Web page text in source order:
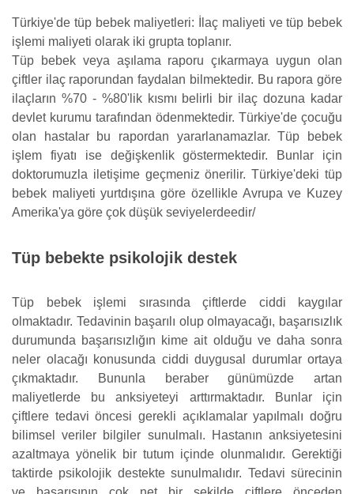
Türkiye'de tüp bebek maliyetleri: İlaç maliyeti ve tüp bebek
işlemi maliyeti olarak iki grupta toplanır.
Tüp bebek veya aşılama raporu çıkarmaya uygun olan
çiftler ilaç raporundan faydalan bilmektedir. Bu rapora göre
ilaçların %70 - %80'lik kısmı belirli bir ilaç dozuna kadar
devlet kurumu tarafından ödenmektedir. Türkiye'de çocuğu
olan hastalar bu rapordan yararlanamazlar. Tüp bebek
işlem fiyatı ise değişkenlik göstermektedir. Bunlar için
doktorumuzla iletişime geçmeniz önerilir. Türkiye'deki tüp
bebek maliyeti yurtdışına göre özellikle Avrupa ve Kuzey
Amerika'ya göre çok düşük seviyelerdeedir/
Tüp bebekte psikolojik destek
Tüp bebek işlemi sırasında çiftlerde ciddi kaygılar
olmaktadır. Tedavinin başarılı olup olmayacağı, başarısızlık
durumunda başarısızlığın kime ait olduğu ve daha sonra
neler olacağı konusunda ciddi duygusal durumlar ortaya
çıkmaktadır. Bununla beraber günümüzde artan
maliyetlerde bu anksiyeteyi arttırmaktadır. Bunlar için
çiftlere tedavi öncesi gerekli açıklamalar yapılmalı doğru
bilimsel veriler bilgiler sunulmalı. Hastanın anksiyetesini
azaltmaya yönelik bir tutum içinde olunmalıdır. Gerektiği
taktirde psikolojik destekte sunulmalıdır. Tedavi sürecinin